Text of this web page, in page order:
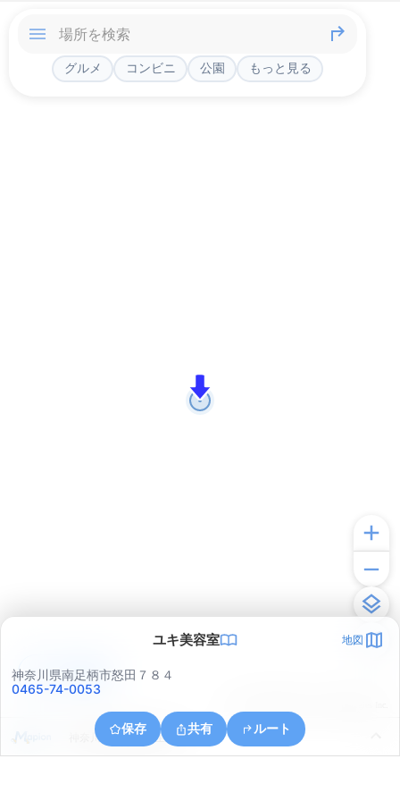
グルメ コンビニ 公園 もっと見る
ユキ美容室 地図
神奈川県南足柄市怒田７８４
0465-74-0053
保存 共有 ルート
神奈川県南足柄市生駒
アプリで見る